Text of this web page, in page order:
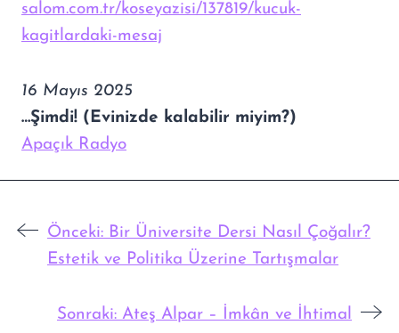
salom.com.tr/koseyazisi/137819/kucuk-
kagitlardaki-mesaj
16 Mayıs 2025
…Şimdi! (Evinizde kalabilir miyim?)
Apaçık Radyo
Önceki: Bir Üniversite Dersi Nasıl Çoğalır?
Estetik ve Politika Üzerine Tartışmalar
Sonraki: Ateş Alpar – İmkân ve İhtimal